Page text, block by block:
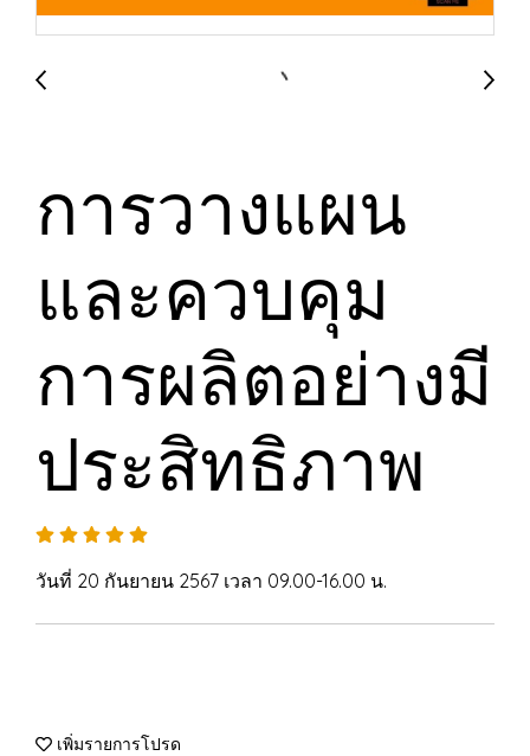
การวางแผน
และควบคุม
การผลิตอย่างมี
ประสิทธิภาพ
วันที่ 20 กันยายน 2567 เวลา 09.00-16.00 น.
เพิ่มรายการโปรด